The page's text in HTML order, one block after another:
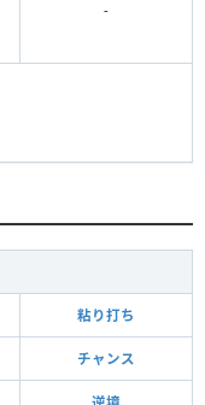
-
粘り打ち
チャンス